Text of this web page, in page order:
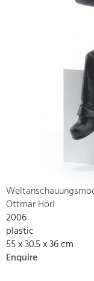
Ottmar Hörl
2006
plastic
55 x 30.5 x 36 cm
Enquire